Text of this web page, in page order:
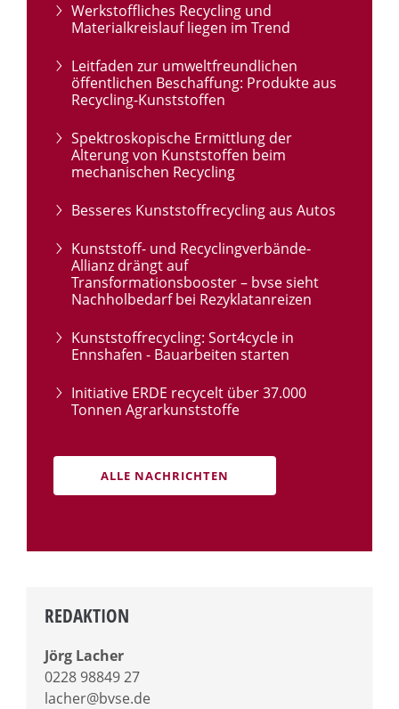
Werkstoffliches Recycling und
Materialkreislauf liegen im Trend
Leitfaden zur umweltfreundlichen
öffentlichen Beschaffung: Produkte aus
Recycling-Kunststoffen
Spektroskopische Ermittlung der
Alterung von Kunststoffen beim
mechanischen Recycling
Besseres Kunststoffrecycling aus Autos
Kunststoff- und Recyclingverbände-
Allianz drängt auf
Transformationsbooster – bvse sieht
Nachholbedarf bei Rezyklatanreizen
Kunststoffrecycling: Sort4cycle in
Ennshafen - Bauarbeiten starten
Initiative ERDE recycelt über 37.000
Tonnen Agrarkunststoffe
ALLE NACHRICHTEN
REDAKTION
Jörg Lacher
0228 98849 27
lacher@bvse.de